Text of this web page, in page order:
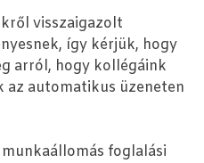
visszaigazolt
így kérjük, hogy
arról, hogy kollégáink
automatikus üzeneten
foglalási